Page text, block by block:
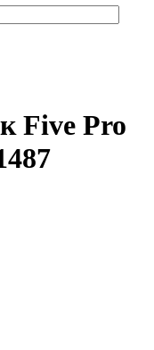
Five Pro